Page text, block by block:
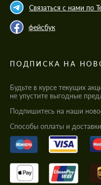
Связаться с нами по
фейсбук
ПОДПИСКА НА
Будьте в курсе текущих
не упустите выгодные
Подпишитесь на наши
Cпособы оплаты и доставки